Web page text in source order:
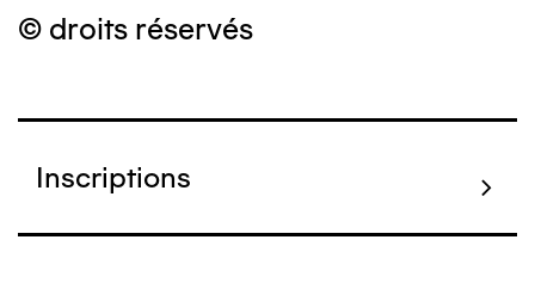
© droits réservés
Inscriptions